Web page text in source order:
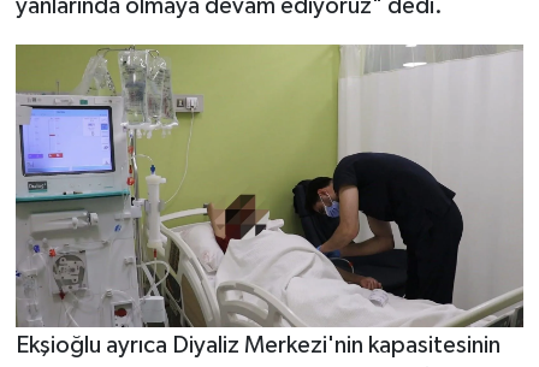
yanlarında olmaya devam ediyoruz" dedi.
Ekşioğlu ayrıca Diyaliz Merkezi'nin kapasitesinin